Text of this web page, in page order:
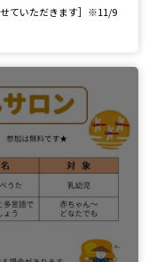
せていただきます］※11/9